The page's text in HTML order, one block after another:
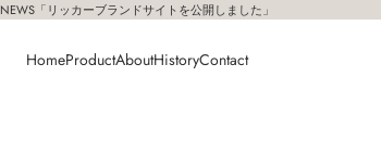
NEWS「リッカーブランドサイトを公開しました 」
HomeProductAboutHistoryContact